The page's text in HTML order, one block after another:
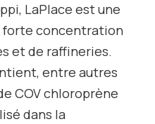
LaPlace est une
forte concentration
et de raffineries.
entre autres
COV chloroprène
dans la